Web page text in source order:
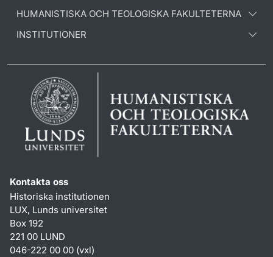
HUMANISTISKA OCH TEOLOGISKA FAKULTETERNA
INSTITUTIONER
Kontakta oss
Historiska institutionen
LUX, Lunds universitet
Box 192
221 00 LUND
046-222 00 00 (vxl)